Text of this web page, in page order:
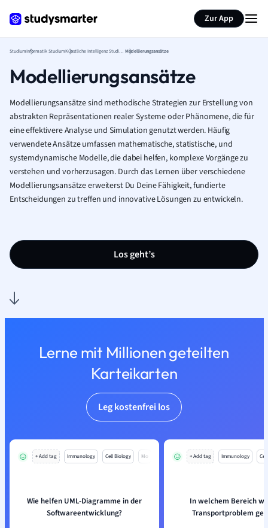
Zur App
StudiumInformatik Studium Künstliche Intelligenz Studium Modellierungsansätze
Modellierungsansätze
Modellierungsansätze sind methodische Strategien zur Erstellung von
abstrakten Repräsentationen realer Systeme oder Phänomene, die für
eine effektivere Analyse und Simulation genutzt werden. Häufig
verwendete Ansätze umfassen mathematische, statistische, und
systemdynamische Modelle, die dabei helfen, komplexe Vorgänge zu
verstehen und vorherzusagen. Durch das Lernen über verschiedene
Modellierungsansätze erweiterst Du Deine Fähigkeit, fundierte
Entscheidungen zu treffen und innovative Lösungen zu entwickeln.
Los geht’s
Lerne mit Millionen geteilten
Karteikarten
Leg kostenfrei los
+ Add tag Immunology Cell Biology Mo
Wie helfen UML-Diagramme in der
Softwareentwicklung?
+ Add tag Immunology
In welchem Bereich
Transportproblem